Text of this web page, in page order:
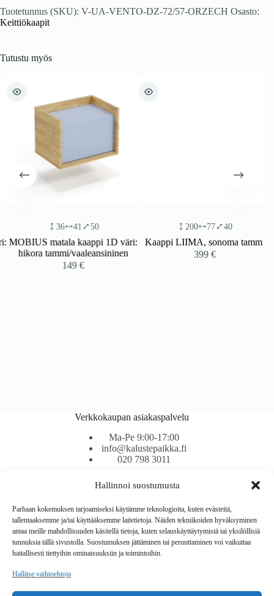
Hallinnoi suostumusta
Parhaan kokemuksen tarjoamiseksi käytämme teknologioita, kuten evästeitä,
tallentaaksemme ja/tai käyttääksemme laitetietoja. Näiden tekniikoiden hyväksyminen
antaa meille mahdollisuuden käsitellä tietoja, kuten selauskäyttäytymistä tai yksilöllisiä
tunnuksia tällä sivustolla. Suostumuksen jättäminen tai peruuttaminen voi vaikuttaa
haitallisesti tiettyihin ominaisuuksiin ja toimintoihin.
Hallitse vaihtoehtoja
Tuotetunnus (SKU): V-UA-VENTO-DZ-72/57-ORZECH Osasto:
Keittiökaapit
Tutustu myös
36 41 50
MOBIUS matala kaappi 1D väri:
hikora tammi/vaaleansininen
149€
200 77 40
Kaappi LIIMA, sonoma tammi
399€
Verkkokaupan asiakaspalvelu
Ma-Pe 9:00-17:00
info@kalustepaikka.fi
020 798 3011
Tavarantoimitus / Maksutavat
Toimitustavat
Maksutavat
Vaihto ja palautus
Reklamaatiot